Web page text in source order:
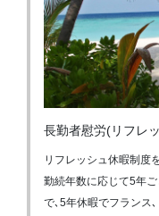
長勤者慰労(リフレ
リフレッシュ休暇制度
勤続年数に応じて5年
で､5年休暇でフランス､